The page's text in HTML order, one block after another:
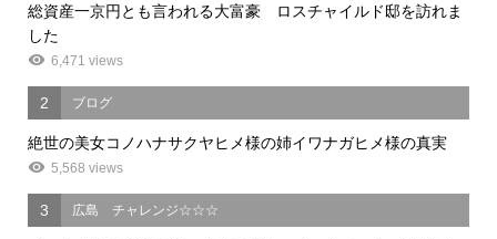
総資産一京円とも言われる大富豪 ロスチャイルド邸を訪れま
した
6,471 views
2 ブログ
絶世の美女コノハナサクヤヒメ様の姉イワナガヒメ様の真実
5,568 views
3 広島 チャレンジ☆☆☆